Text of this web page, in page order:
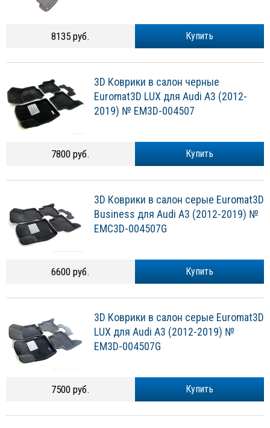
Купить
8135 руб.
3D Коврики в салон черные
Euromat3D LUX для Audi A3 (2012-
2019) № EM3D-004507
Купить
7800 руб.
3D Коврики в салон серые Euromat3D
Business для Audi A3 (2012-2019) №
EMC3D-004507G
Купить
6600 руб.
3D Коврики в салон серые Euromat3D
LUX для Audi A3 (2012-2019) №
EM3D-004507G
Купить
7500 руб.